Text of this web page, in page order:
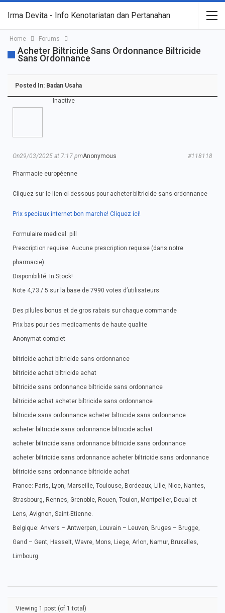
Irma Devita - Info Kenotariatan dan Pertanahan
Home Forums
Acheter Biltricide Sans Ordonnance Biltricide
Sans Ordonnance
Posted In: Badan Usaha
Inactive
Anonymous
On29/03/2025 at 7:17 pm #118118
Pharmacie européenne
Cliquez sur le lien ci-dessous pour acheter biltricide sans ordonnance
Prix speciaux internet bon marche! Cliquez ici!
Formulaire medical: pill
Prescription requise: Aucune prescription requise (dans notre
pharmacie)
Disponibilité: In Stock!
Note 4,73 / 5 sur la base de 7990 votes d’utilisateurs
Des pilules bonus et de gros rabais sur chaque commande
Prix bas pour des medicaments de haute qualite
Anonymat complet
biltricide achat biltricide sans ordonnance
biltricide achat biltricide achat
biltricide sans ordonnance biltricide sans ordonnance
biltricide achat acheter biltricide sans ordonnance
biltricide sans ordonnance acheter biltricide sans ordonnance
acheter biltricide sans ordonnance biltricide achat
acheter biltricide sans ordonnance biltricide sans ordonnance
acheter biltricide sans ordonnance acheter biltricide sans ordonnance
biltricide sans ordonnance biltricide achat
France: Paris, Lyon, Marseille, Toulouse, Bordeaux, Lille, Nice, Nantes,
Strasbourg, Rennes, Grenoble, Rouen, Toulon, Montpellier, Douai et
Lens, Avignon, Saint-Etienne.
Belgique: Anvers – Antwerpen, Louvain – Leuven, Bruges – Brugge,
Gand – Gent, Hasselt, Wavre, Mons, Liege, Arlon, Namur, Bruxelles,
Limbourg.
Viewing 1 post (of 1 total)